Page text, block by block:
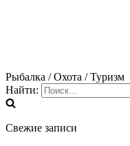
Рыбалка / Охота / Туризм
Найти:
Свежие записи